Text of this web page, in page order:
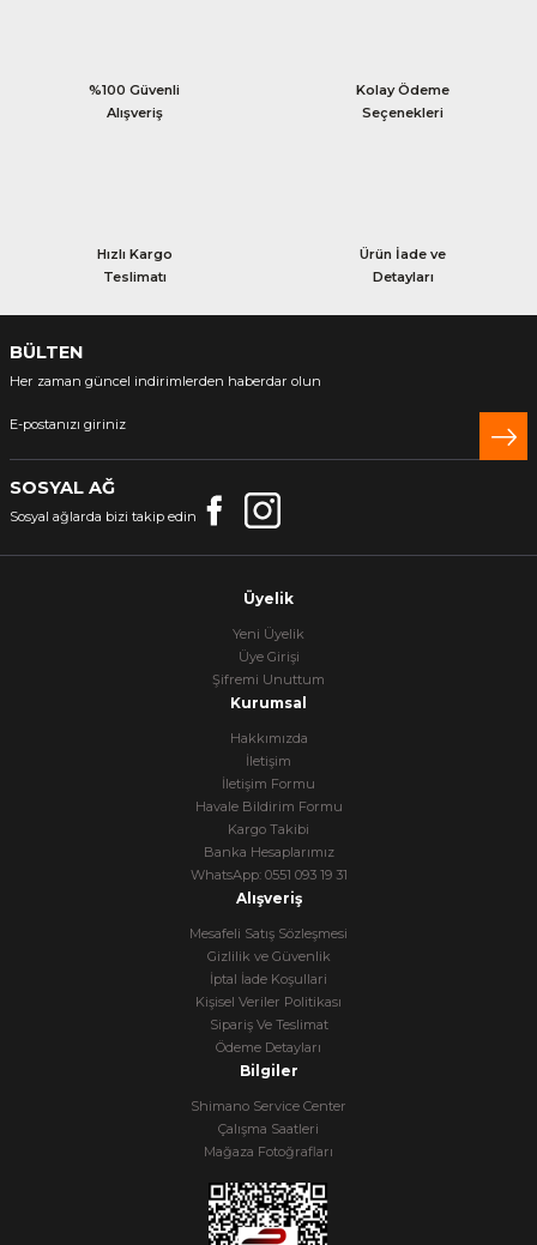
%100 Güvenli
Alışveriş
Kolay Ödeme
Seçenekleri
Hızlı Kargo
Teslimatı
Ürün İade ve
Detayları
BÜLTEN
Her zaman güncel indirimlerden haberdar olun
SOSYAL AĞ
Sosyal ağlarda bizi takip edin
Üyelik
Yeni Üyelik
Üye Girişi
Şifremi Unuttum
Kurumsal
Hakkımızda
İletişim
İletişim Formu
Havale Bildirim Formu
Kargo Takibi
Banka Hesaplarımız
WhatsApp: 0551 093 19 31
Alışveriş
Mesafeli Satış Sözleşmesi
Gizlilik ve Güvenlik
İptal İade Koşullari
Kişisel Veriler Politikası
Sipariş Ve Teslimat
Ödeme Detayları
Bilgiler
Shimano Service Center
Çalışma Saatleri
Mağaza Fotoğrafları